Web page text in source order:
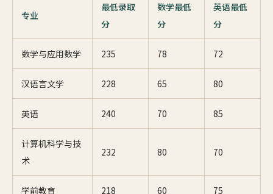
专业
最低录取
分
数学最低
分
英语最低
分
数学与应用数学 235 78 72
汉语言文学 228 65 80
英语 240 70 85
计算机科学与技
术
232 80 70
学前教育 218 60 75